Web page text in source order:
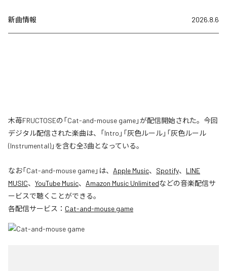
新曲情報 2026.8.6
木苺FRUCTOSEの「Cat-and-mouse game」が配信開始された。今回
デジタル配信された楽曲は、「Intro」「灰色ルール」「灰色ルール
(Instrumental)」を含む全3曲となっている。
なお「Cat-and-mouse game」は、 Apple Music、 Spotify、 LINE
MUSIC、 YouTube Music、 Amazon Music Unlimitedなどの音楽配信サ
ービスで聴くことができる。
各配信サービス： Cat-and-mouse game